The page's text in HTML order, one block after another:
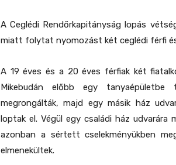
A Ceglédi Rendőrkapitányság lopás
miatt folytat nyomozást két ceglédi férfi
A 19 éves és a 20 éves férfiak két
Mikebudán előbb egy
megrongálták, majd egy másik ház
loptak el. Végül egy családi ház
azonban a sértett cselekményükben
elmenekültek.